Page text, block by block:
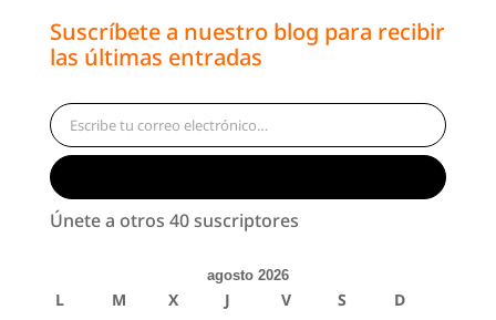
Suscríbete a nuestro blog para recibir
las últimas entradas
Escribe tu correo electrónico…
Únete a otros 40 suscriptores
agosto 2026
L M X J V S
D